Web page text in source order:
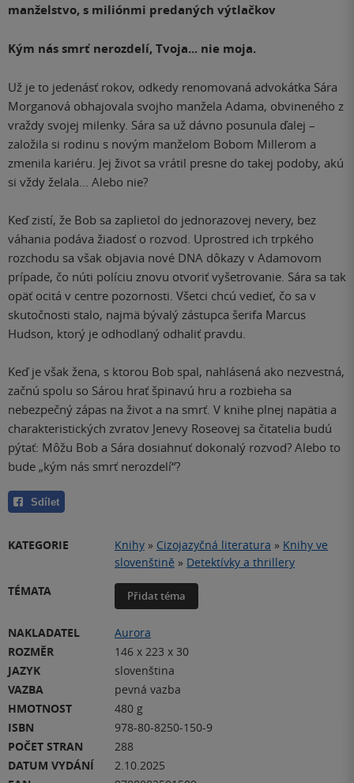
manželstvo, s miliónmi predaných výtlačkov
Kým nás smrť nerozdelí, Tvoja... nie moja.
Už je to jedenásť rokov, odkedy renomovaná advokátka Sára
Morganová obhajovala svojho manžela Adama, obvineného z
vraždy svojej milenky. Sára sa už dávno posunula ďalej –
založila si rodinu s novým manželom Bobom Millerom a
zmenila kariéru. Jej život sa vrátil presne do takej podoby, akú
si vždy želala... Alebo nie?
Keď zistí, že Bob sa zaplietol do jednorazovej nevery, bez
váhania podáva žiadosť o rozvod. Uprostred ich trpkého
rozchodu sa však objavia nové DNA dôkazy v Adamovom
prípade, čo núti políciu znovu otvoriť vyšetrovanie. Sára sa tak
opäť ocitá v centre pozornosti. Všetci chcú vedieť, čo sa v
skutočnosti stalo, najmä bývalý zástupca šerifa Marcus
Hudson, ktorý je odhodlaný odhaliť pravdu.
Keď je však žena, s ktorou Bob spal, nahlásená ako nezvestná,
začnú spolu so Sárou hrať špinavú hru a rozbieha sa
nebezpečný zápas na život a na smrť. V knihe plnej napätia a
charakteristických zvratov Jenevy Roseovej sa čitatelia budú
pýtať: Môžu Bob a Sára dosiahnuť dokonalý rozvod? Alebo to
bude „kým nás smrť nerozdelí“?
Sdílet
KATEGORIE Knihy » Cizojazyčná literatura » Knihy ve
slovenštině » Detektívky a thrillery
TÉMATA
Přidat téma
NAKLADATEL
Aurora
ROZMĚR
146 x 223 x 30
JAZYK
slovenština
VAZBA
pevná vazba
HMOTNOST
480 g
ISBN
978-80-8250-150-9
POČET STRAN
288
DATUM VYDÁNÍ
2.10.2025